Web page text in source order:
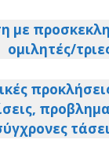
με
ομιλητές/